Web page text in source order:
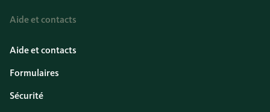
Aide et contacts
Aide et contacts
Formulaires
Sécurité